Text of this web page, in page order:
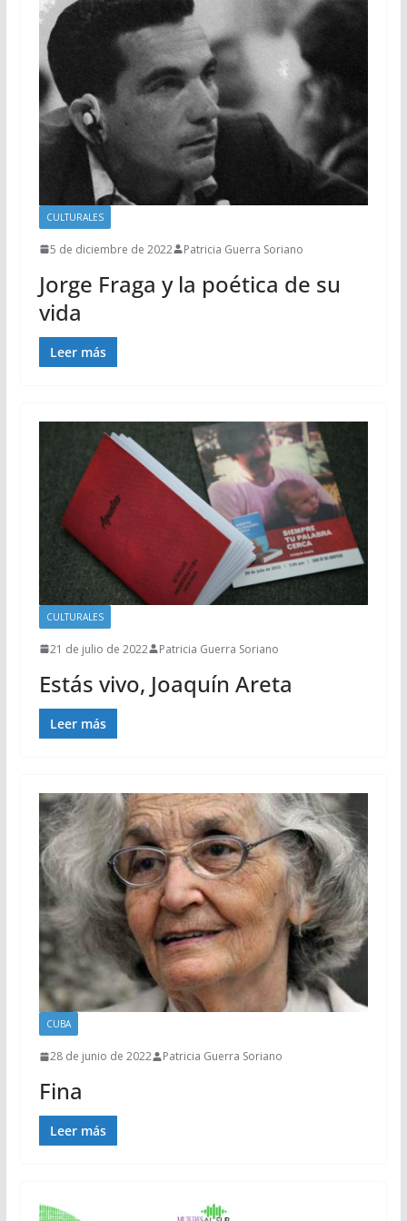
CULTURALES
5 de diciembre de 2022 Patricia Guerra Soriano
Jorge Fraga y la poética de su
vida
Leer más
CULTURALES
21 de julio de 2022 Patricia Guerra Soriano
Estás vivo, Joaquín Areta
Leer más
CUBA
28 de junio de 2022 Patricia Guerra Soriano
Fina
Leer más